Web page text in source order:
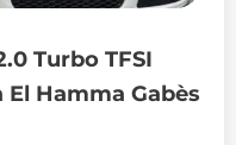
Turbo TFSI
Hamma Gabès